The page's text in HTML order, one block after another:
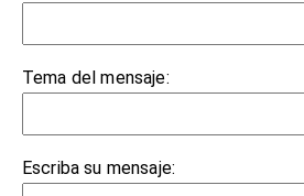
Tema del mensaje:
Escriba su mensaje: